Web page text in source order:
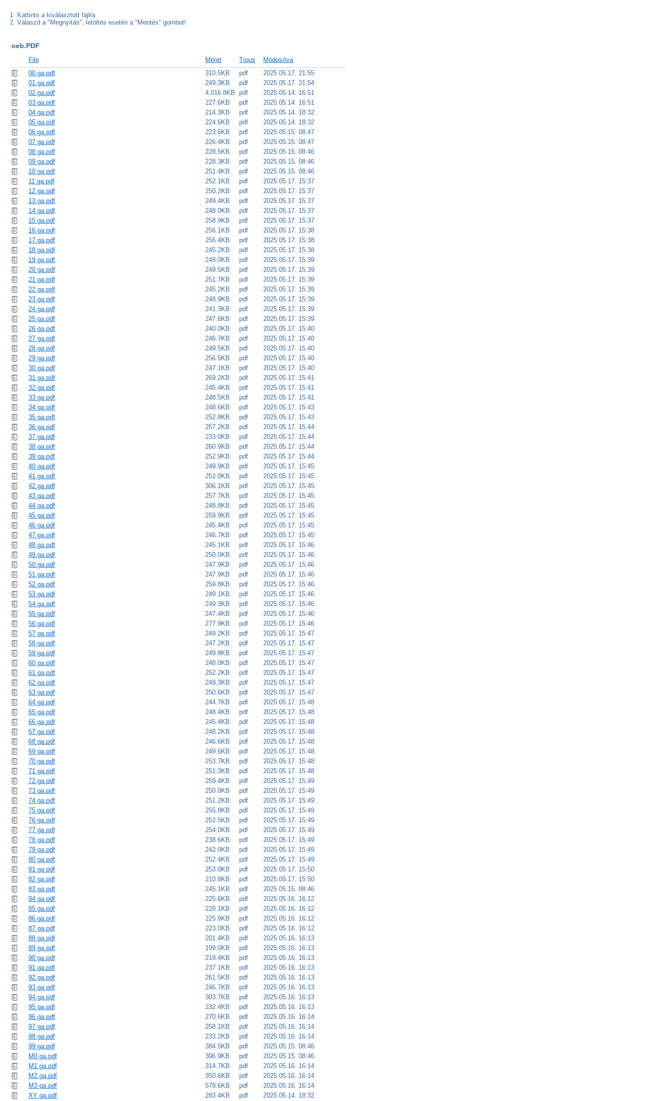
1. Kattints a kiválasztott fájlra
2. Válaszd a "Megnyitás", letöltés esetén a "Mentés" gombot!
oeb.PDF
File Méret Típus
Módosítva
00 ga.pdf
310.5KB pdf
2025.05.17. 21:55
01 ga.pdf
249.3KB pdf
2025.05.17. 21:54
02 ga.pdf
4,016.8KB pdf
2025.05.14. 16:51
03 ga.pdf
227.6KB pdf
2025.05.14. 16:51
04 ga.pdf
214.3KB pdf
2025.05.14. 18:32
05 ga.pdf
224.6KB pdf
2025.05.14. 18:32
06 ga.pdf
223.6KB pdf
2025.05.15. 08:47
07 ga.pdf
226.4KB pdf
2025.05.15. 08:47
08 ga.pdf
228.5KB pdf
2025.05.15. 08:46
09 ga.pdf
228.3KB pdf
2025.05.15. 08:46
10 ga.pdf
251.4KB pdf
2025.05.15. 08:46
11 ga.pdf
252.1KB pdf
2025.05.17. 15:37
12 ga.pdf
250.2KB pdf
2025.05.17. 15:37
13 ga.pdf
249.4KB pdf
2025.05.17. 15:37
14 ga.pdf
248.0KB pdf
2025.05.17. 15:37
15 ga.pdf
258.9KB pdf
2025.05.17. 15:37
16 ga.pdf
256.1KB pdf
2025.05.17. 15:38
17 ga.pdf
256.4KB pdf
2025.05.17. 15:38
18 ga.pdf
245.2KB pdf
2025.05.17. 15:38
19 ga.pdf
248.0KB pdf
2025.05.17. 15:39
20 ga.pdf
249.5KB pdf
2025.05.17. 15:39
21 ga.pdf
251.7KB pdf
2025.05.17. 15:39
22 ga.pdf
245.2KB pdf
2025.05.17. 15:39
23 ga.pdf
248.9KB pdf
2025.05.17. 15:39
24 ga.pdf
241.3KB pdf
2025.05.17. 15:39
25 ga.pdf
247.6KB pdf
2025.05.17. 15:39
26 ga.pdf
240.0KB pdf
2025.05.17. 15:40
27 ga.pdf
246.7KB pdf
2025.05.17. 15:40
28 ga.pdf
249.5KB pdf
2025.05.17. 15:40
29 ga.pdf
256.5KB pdf
2025.05.17. 15:40
30 ga.pdf
247.1KB pdf
2025.05.17. 15:40
31 ga.pdf
269.2KB pdf
2025.05.17. 15:41
32 ga.pdf
245.4KB pdf
2025.05.17. 15:41
33 ga.pdf
248.5KB pdf
2025.05.17. 15:41
34 ga.pdf
248.6KB pdf
2025.05.17. 15:43
35 ga.pdf
252.8KB pdf
2025.05.17. 15:43
36 ga.pdf
257.2KB pdf
2025.05.17. 15:44
37 ga.pdf
233.0KB pdf
2025.05.17. 15:44
38 ga.pdf
260.9KB pdf
2025.05.17. 15:44
39 ga.pdf
252.9KB pdf
2025.05.17. 15:44
40 ga.pdf
249.9KB pdf
2025.05.17. 15:45
41 ga.pdf
251.0KB pdf
2025.05.17. 15:45
42 ga.pdf
306.1KB pdf
2025.05.17. 15:45
43 ga.pdf
257.7KB pdf
2025.05.17. 15:45
44 ga.pdf
248.8KB pdf
2025.05.17. 15:45
45 ga.pdf
259.9KB pdf
2025.05.17. 15:45
46 ga.pdf
245.4KB pdf
2025.05.17. 15:45
47 ga.pdf
246.7KB pdf
2025.05.17. 15:45
48 ga.pdf
245.1KB pdf
2025.05.17. 15:46
49 ga.pdf
250.0KB pdf
2025.05.17. 15:46
50 ga.pdf
247.9KB pdf
2025.05.17. 15:46
51 ga.pdf
247.9KB pdf
2025.05.17. 15:46
52 ga.pdf
259.8KB pdf
2025.05.17. 15:46
53 ga.pdf
249.1KB pdf
2025.05.17. 15:46
54 ga.pdf
249.3KB pdf
2025.05.17. 15:46
55 ga.pdf
247.4KB pdf
2025.05.17. 15:46
56 ga.pdf
277.9KB pdf
2025.05.17. 15:46
57 ga.pdf
249.2KB pdf
2025.05.17. 15:47
58 ga.pdf
247.2KB pdf
2025.05.17. 15:47
59 ga.pdf
249.8KB pdf
2025.05.17. 15:47
60 ga.pdf
248.0KB pdf
2025.05.17. 15:47
61 ga.pdf
252.2KB pdf
2025.05.17. 15:47
62 ga.pdf
249.3KB pdf
2025.05.17. 15:47
63 ga.pdf
250.6KB pdf
2025.05.17. 15:47
64 ga.pdf
244.7KB pdf
2025.05.17. 15:48
65 ga.pdf
248.4KB pdf
2025.05.17. 15:48
66 ga.pdf
245.4KB pdf
2025.05.17. 15:48
67 ga.pdf
248.2KB pdf
2025.05.17. 15:48
68 ga.pdf
246.6KB pdf
2025.05.17. 15:48
69 ga.pdf
249.6KB pdf
2025.05.17. 15:48
70 ga.pdf
253.7KB pdf
2025.05.17. 15:48
71 ga.pdf
251.3KB pdf
2025.05.17. 15:48
72 ga.pdf
259.4KB pdf
2025.05.17. 15:49
73 ga.pdf
250.0KB pdf
2025.05.17. 15:49
74 ga.pdf
251.2KB pdf
2025.05.17. 15:49
75 ga.pdf
255.8KB pdf
2025.05.17. 15:49
76 ga.pdf
251.5KB pdf
2025.05.17. 15:49
77 ga.pdf
254.0KB pdf
2025.05.17. 15:49
78 ga.pdf
238.6KB pdf
2025.05.17. 15:49
79 ga.pdf
242.0KB pdf
2025.05.17. 15:49
80 ga.pdf
252.4KB pdf
2025.05.17. 15:49
81 ga.pdf
253.0KB pdf
2025.05.17. 15:50
82 ga.pdf
210.8KB pdf
2025.05.17. 15:50
83 ga.pdf
245.1KB pdf
2025.05.15. 08:46
84 ga.pdf
225.6KB pdf
2025.05.16. 16:12
85 ga.pdf
228.1KB pdf
2025.05.16. 16:12
86 ga.pdf
225.9KB pdf
2025.05.16. 16:12
87 ga.pdf
223.0KB pdf
2025.05.16. 16:12
88 ga.pdf
201.4KB pdf
2025.05.16. 16:13
89 ga.pdf
199.0KB pdf
2025.05.16. 16:13
90 ga.pdf
219.4KB pdf
2025.05.16. 16:13
91 ga.pdf
237.1KB pdf
2025.05.16. 16:13
92 ga.pdf
261.5KB pdf
2025.05.16. 16:13
93 ga.pdf
246.7KB pdf
2025.05.16. 16:13
94 ga.pdf
303.7KB pdf
2025.05.16. 16:13
95 ga.pdf
232.4KB pdf
2025.05.16. 16:13
96 ga.pdf
270.6KB pdf
2025.05.16. 16:14
97 ga.pdf
258.1KB pdf
2025.05.16. 16:14
98 ga.pdf
233.2KB pdf
2025.05.16. 16:14
99 ga.pdf
384.5KB pdf
2025.05.15. 08:46
M0 ga.pdf
396.9KB pdf
2025.05.15. 08:46
M1 ga.pdf
314.7KB pdf
2025.05.16. 16:14
M2 ga.pdf
350.6KB pdf
2025.05.16. 16:14
M3 ga.pdf
578.6KB pdf
2025.05.16. 16:14
XY ga.pdf
283.4KB pdf 2025.05.14. 18:32